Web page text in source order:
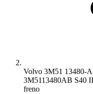
Volvo 3M51 13480-
3M5113480AB S40
freno